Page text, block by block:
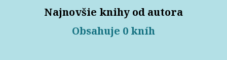
Najnovšie knihy od autora
Obsahuje 0 kníh